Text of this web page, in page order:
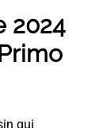
2024
qui